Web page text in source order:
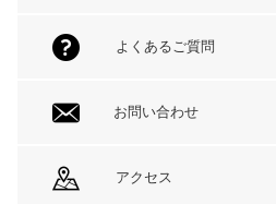
よくあるご質問
お問い合わせ
アクセス